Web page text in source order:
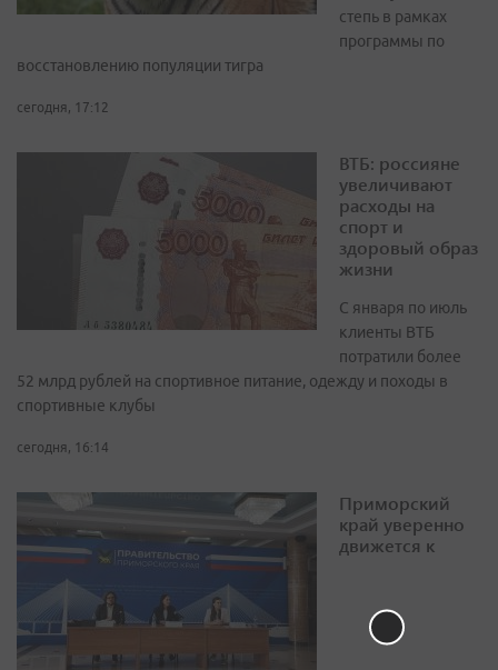
степь в рамках
программы по
восстановлению популяции тигра
сегодня, 17:12
ВТБ: россияне
увеличивают
расходы на
спорт и
здоровый образ
жизни
С января по июль
клиенты ВТБ
потратили более
52 млрд рублей на спортивное питание, одежду и походы в
спортивные клубы
сегодня, 16:14
Приморский
край уверенно
движется к